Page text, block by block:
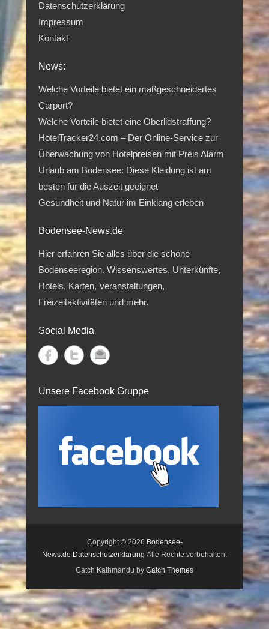
Datenschutzerklärung
Impressum
Kontakt
News:
Welche Vorteile bietet ein maßgeschneidertes
Carport?
Welche Vorteile bietet eine Oberlidstraffung?
HotelTracker24.com – Der Online-Service zur
Überwachung von Hotelpreisen mit Preis Alarm
Urlaub am Bodensee: Diese Kleidung ist am
besten für die Auszeit geeignet
Gesundheit und Natur im Einklang erleben
Bodensee-News.de
Hier erfahren Sie alles über die schöne
Bodenseeregion. Wissenswertes, Unterkünfte,
Hotels, Karten, Veranstaltungen,
Freizeitaktivitäten und mehr.
Social Media
Unsere Facebook Gruppe
Copyright © 2026 Bodensee-
News.de Datenschutzerklärung Alle Rechte vorbehalten.
Catch Kathmandu by Catch Themes